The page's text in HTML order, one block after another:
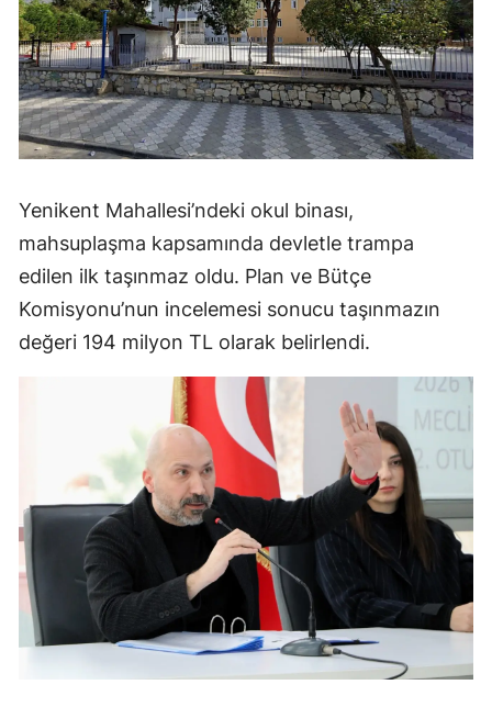
Yenikent Mahallesi’ndeki okul binası,
mahsuplaşma kapsamında devletle trampa
edilen ilk taşınmaz oldu. Plan ve Bütçe
Komisyonu’nun incelemesi sonucu taşınmazın
değeri 194 milyon TL olarak belirlendi.